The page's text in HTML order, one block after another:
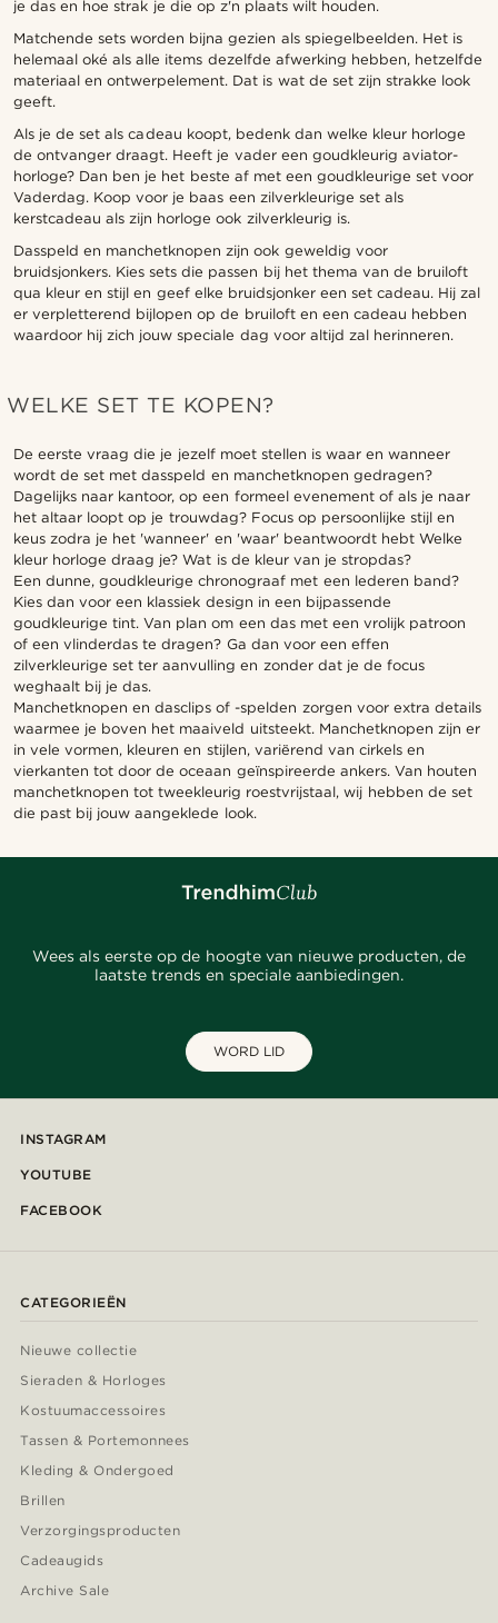
je das en hoe strak je die op z'n plaats wilt houden.
Matchende sets worden bijna gezien als spiegelbeelden. Het is
helemaal oké als alle items dezelfde afwerking hebben, hetzelfde
materiaal en ontwerpelement. Dat is wat de set zijn strakke look
geeft.
Als je de set als cadeau koopt, bedenk dan welke kleur horloge
de ontvanger draagt. Heeft je vader een goudkleurig aviator-
horloge? Dan ben je het beste af met een goudkleurige set voor
Vaderdag. Koop voor je baas een zilverkleurige set als
kerstcadeau als zijn horloge ook zilverkleurig is.
Dasspeld en manchetknopen zijn ook geweldig voor
bruidsjonkers. Kies sets die passen bij het thema van de bruiloft
qua kleur en stijl en geef elke bruidsjonker een set cadeau. Hij zal
er verpletterend bijlopen op de bruiloft en een cadeau hebben
waardoor hij zich jouw speciale dag voor altijd zal herinneren.
WELKE SET TE KOPEN?
De eerste vraag die je jezelf moet stellen is waar en wanneer
wordt de set met dasspeld en manchetknopen gedragen?
Dagelijks naar kantoor, op een formeel evenement of als je naar
het altaar loopt op je trouwdag? Focus op persoonlijke stijl en
keus zodra je het 'wanneer' en 'waar' beantwoordt hebt Welke
kleur horloge draag je? Wat is de kleur van je stropdas?
Een dunne, goudkleurige chronograaf met een lederen band?
Kies dan voor een klassiek design in een bijpassende
goudkleurige tint. Van plan om een das met een vrolijk patroon
of een vlinderdas te dragen? Ga dan voor een effen
zilverkleurige set ter aanvulling en zonder dat je de focus
weghaalt bij je das.
Manchetknopen en dasclips of -spelden zorgen voor extra details
waarmee je boven het maaiveld uitsteekt. Manchetknopen zijn er
in vele vormen, kleuren en stijlen, variërend van cirkels en
vierkanten tot door de oceaan geïnspireerde ankers. Van houten
manchetknopen tot tweekleurig roestvrijstaal, wij hebben de set
die past bij jouw aangeklede look.
Wees als eerste op de hoogte van nieuwe producten, de
laatste trends en speciale aanbiedingen.
WORD LID
INSTAGRAM
YOUTUBE
FACEBOOK
CATEGORIEËN
Nieuwe collectie
Sieraden & Horloges
Kostuumaccessoires
Tassen & Portemonnees
Kleding & Ondergoed
Brillen
Verzorgingsproducten
Cadeaugids
Archive Sale